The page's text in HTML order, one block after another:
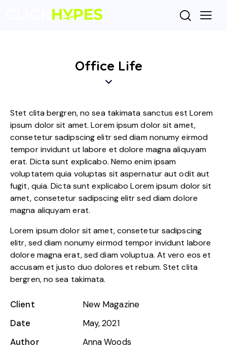
Office Life
Stet clita bergren, no sea takimata sanctus est Lorem
ipsum dolor sit amet. Lorem ipsum dolor sit amet,
consetetur sadipscing elitr sed diam nonumy eirmod
tempor invidunt ut labore et dolore magna aliquyam
erat. Dicta sunt explicabo. Nemo enim ipsam
voluptatem quia voluptas sit aspernatur aut odit aut
fugit, quia. Dicta sunt explicabo Lorem ipsum dolor sit
amet, consetetur sadipscing elitr sed diam dolore
magna aliquyam erat.
Lorem ipsum dolor sit amet, consetetur sadipscing
elitr, sed diam nonumy eirmod tempor invidunt labore
dolore magna erat, sed diam voluptua. At vero eos et
accusam et justo duo dolores et rebum. Stet clita
bergren, no sea takimata.
Client
New Magazine
Date
May, 2021
Author
Anna Woods